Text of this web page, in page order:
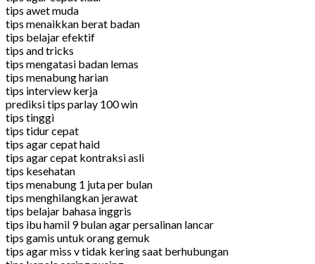
tips awet muda
tips menaikkan berat badan
tips belajar efektif
tips and tricks
tips mengatasi badan lemas
tips menabung harian
tips interview kerja
prediksi tips parlay 100 win
tips tinggi
tips tidur cepat
tips agar cepat haid
tips agar cepat kontraksi asli
tips kesehatan
tips menabung 1 juta per bulan
tips menghilangkan jerawat
tips belajar bahasa inggris
tips ibu hamil 9 bulan agar persalinan lancar
tips gamis untuk orang gemuk
tips agar miss v tidak kering saat berhubungan